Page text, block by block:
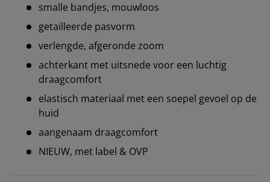
smalle bandjes, mouwloos
getailleerde pasvorm
verlengde, afgeronde zoom
achterkant met uitsnede voor een luchtig
draagcomfort
elastisch materiaal met een soepel gevoel op de
huid
aangenaam draagcomfort
NIEUW, met label & OVP